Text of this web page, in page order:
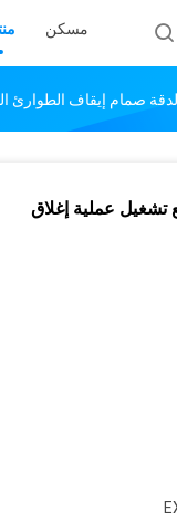
مسكن
صمام إيقاف الطوارئ
تشغيل عملية إغلاق